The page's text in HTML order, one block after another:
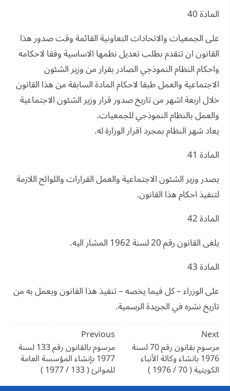
المادة 40
على الجمعيات والاتحادات التعاونية القائمة وقت صدور هذا
القانون ان تتقدم بطلب تعديل نظمها الاساسية وفقا لاحكامه
واحكام النظام النموذجي الصادر بقرار من وزير الشئون
الاجتماعية والعمل طبقا لاحكام المادة السابقة من هذا القانون
خلال اربعة اشهر من تاريخ صدور قرار وزير الشئون الاجتماعية
والعمل بالنظام النموذجي للجمعيات.
يعاد شهر النظام بمجرد اقرار الوزارة له.
المادة 41
يصدر وزير الشئون الاجتماعية والعمل القرارات واللوائح اللازمة
لتنفيذ احكام هذا القانون.
المادة 42
يلغى القانون رقم 20 لسنة 1962 المشار اليه.
المادة 43
على الوزراء – كل فيما يخصه – تنفيذ هذا القانون ويعمل به من
تاريخ نشره في الجريدة الرسمية.
تصفّح
المقالات
Previous
مرسوم بالقانون رقم 133 لسنة
1977 بإنشاء المؤسسة العامة
للموانئ ( 133 / 1977 )
Next
مرسوم بقانون رقم 70 لسنة
1976 بانشاء وكالة الأنباء
الكويتية ( 70 / 1976 )